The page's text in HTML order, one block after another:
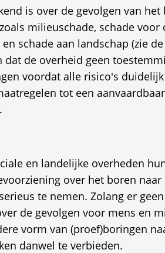
is over de gevolgen van het
milieuschade, schade voor
schade aan landschap (zie
dat de overheid geen
voordat alle risico's
tot een
en landelijke overheden
over het boren naar
te nemen. Zolang er geen
de gevolgen voor mens en
vorm van (proef)boringen
danwel te verbieden.